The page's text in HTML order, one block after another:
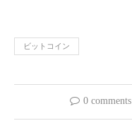
ビットコイン
0 comments